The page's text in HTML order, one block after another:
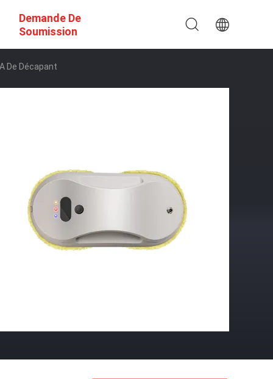
Demande De
Soumission
De Décapant